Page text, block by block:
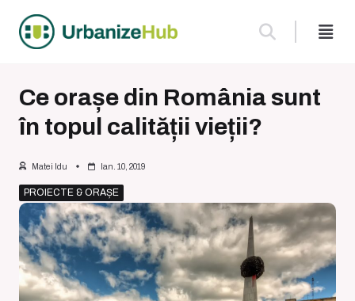
content
Ce orașe din România sunt
în topul calității vieții?
Matei Idu Ian. 10, 2019
PROIECTE & ORAȘE